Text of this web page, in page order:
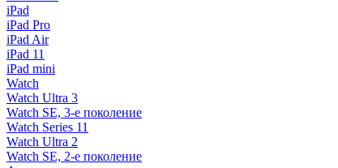
iPad
iPad Pro
iPad Air
iPad 11
iPad mini
Watch
Watch Ultra 3
Watch SE, 3-е поколение
Watch Series 11
Watch Ultra 2
Watch SE, 2-е поколение